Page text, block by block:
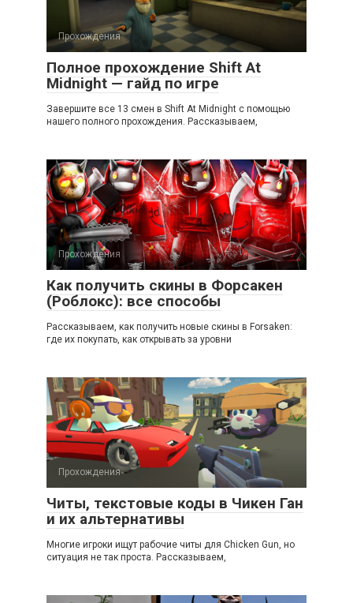
Прохождения
Полное прохождение Shift At
Midnight — гайд по игре
Завершите все 13 смен в Shift At Midnight с помощью
нашего полного прохождения. Рассказываем,
Прохождения
Как получить скины в Форсакен
(Роблокс): все способы
Рассказываем, как получить новые скины в Forsaken:
где их покупать, как открывать за уровни
Прохождения
Читы, текстовые коды в Чикен Ган
и их альтернативы
Многие игроки ищут рабочие читы для Chicken Gun, но
ситуация не так проста. Рассказываем,